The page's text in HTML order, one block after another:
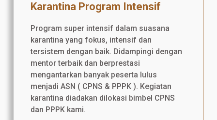
Karantina Program Intensif
Program super intensif dalam suasana
karantina yang fokus, intensif dan
tersistem dengan baik. Didampingi dengan
mentor terbaik dan berprestasi
mengantarkan banyak peserta lulus
menjadi ASN ( CPNS & PPPK ). Kegiatan
karantina diadakan dilokasi bimbel CPNS
dan PPPK kami.